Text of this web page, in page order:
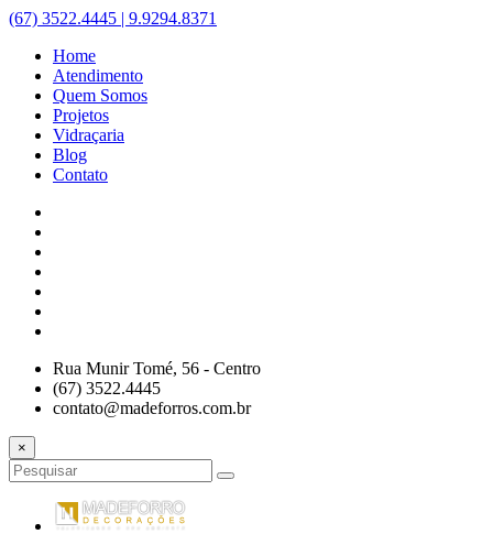
(67) 3522.4445 | 9.9294.8371
Home
Atendimento
Quem Somos
Projetos
Vidraçaria
Blog
Contato
Rua Munir Tomé, 56 - Centro
(67) 3522.4445
contato@madeforros.com.br
×